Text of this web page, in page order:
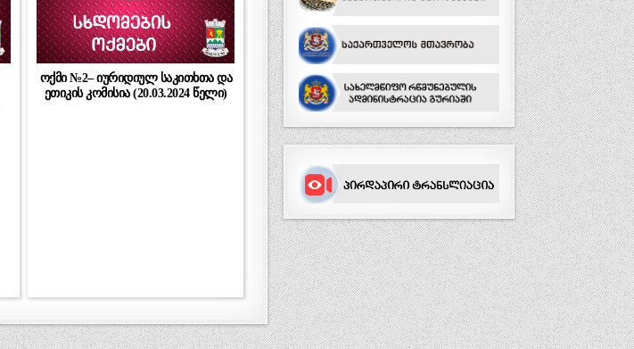
ოქმი №2– იურიდიულ საკითხთა და
ეთიკის კომისია (20.03.2024 წელი)